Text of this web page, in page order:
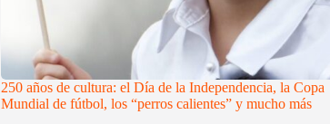
250 años de cultura: el Día de la Independencia, la Copa
Mundial de fútbol, los “perros calientes” y mucho más